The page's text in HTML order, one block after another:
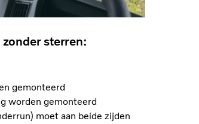
sterren:
gemonteerd
worden gemonteerd
moet aan beide zijden